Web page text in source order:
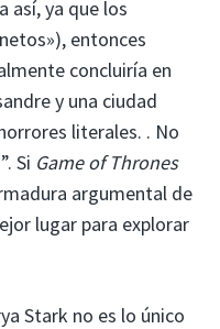
así, ya que los
entonces
concluiría en
y una ciudad
literales. . No
Si Game of Thrones
argumental de
lugar para explorar
Stark no es lo único